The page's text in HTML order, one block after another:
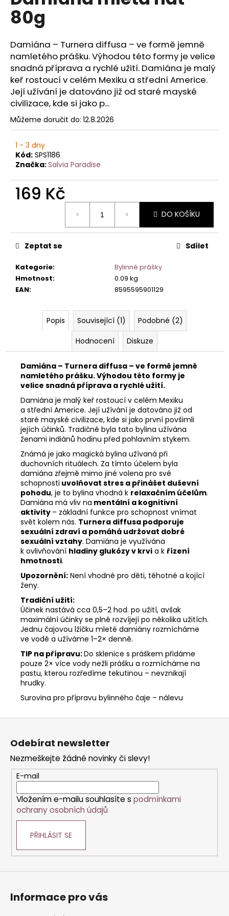
0,0
z
hvězdiček.
80g
Damiána – Turnera diffusa – ve formě jemně
namletého prášku. Výhodou této formy je velice
snadná příprava a rychlé užití. Damiána je malý
keř rostoucí v celém Mexiku a střední Americe.
Její užívání je datováno již od staré mayské
civilizace, kde si jako p...
Můžeme doručit do: 12.8.2026
1 - 3 dny
Kód: SPS1186
Značka:Salvia Paradise
169 Kč
DO KOŠÍKU
Kategorie:
Bylinné prášky
Hmotnost:
0.09 kg
EAN: 8595595901129
Zeptat se Sdílet
Popis Související (1)
Podobné (2)
Hodnocení
Diskuze
Damiána – Turnera diffusa – ve formě jemně
namletého prášku. Výhodou této formy je
velice snadná příprava a rychlé užití.
Damiána je malý keř rostoucí v celém Mexiku
a střední Americe. Její užívání je datováno již od
staré mayské civilizace, kde si jako první povšimli
jejích účinků. Tradičně byla tato bylina užívána
ženami indiánů hodinu před pohlavním stykem.
Známá je jako magická bylina užívaná při
duchovních rituálech. Za tímto účelem byla
damiána zřejmě mimo jiné volena pro své
schopnosti uvolňovat stres a přinášet duševní
pohodu, je to bylina vhodná k relaxačním účelům.
Damiána má vliv na mentální a kognitivní
aktivity – základní funkce pro schopnost vnímat
svět kolem nás. Turnera diffusa podporuje
sexuální zdraví a pomáhá udržovat dobré
sexuální vztahy. Damiána je využívána
k ovlivňování hladiny glukózy v krvi a k řízení
hmotnosti.
Upozornění: Není vhodné pro děti, těhotné a kojící
ženy.
Tradiční užití:
Účinek nastává cca 0,5–2 hod. po užití, avšak
maximální účinky se plně rozvíjejí po několika užitích.
Jednu čajovou lžičku mleté damiány rozmícháme
ve vodě a užíváme 1–2× denně.
TIP na přípravu:Do sklenice s práškem přidáme
pouze 2× více vody nežli prášku a rozmícháme na
pastu, kterou rozředíme tekutinou – nevznikají
hrudky.
Surovina pro přípravu bylinného čaje – nálevu
a
j
í
t
?
HLEDAT
D
p
č
u
e
m
e
Z
Odebírat newsletter
Nezmeškejte žádné novinky či slevy!
E-mail
Vložením e-mailu souhlasíte s podmínkami
ochrany osobních údajů
PŘIHLÁSIT SE
Informace pro vás